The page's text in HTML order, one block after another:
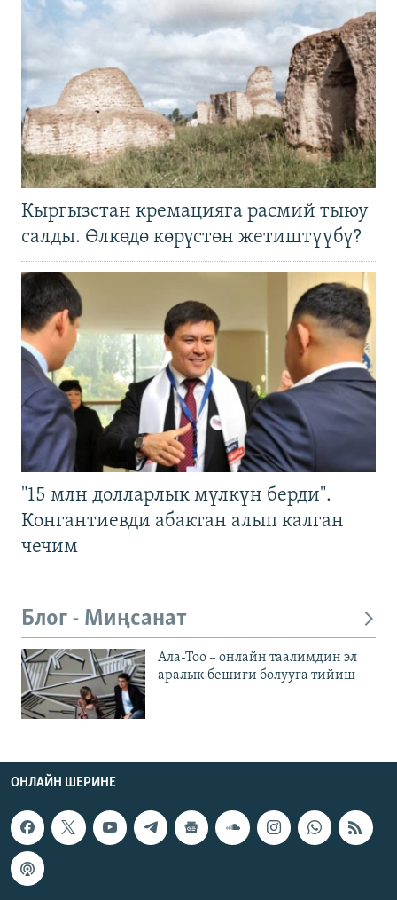
Кыргызстан кремацияга расмий тыюу
салды. Өлкөдө көрүстөн жетиштүүбү?
"15 млн долларлык мүлкүн берди".
Конгантиевди абактан алып калган
чечим
Блог - Миңсанат
Ала-Тоо – онлайн таалимдин эл
аралык бешиги болууга тийиш
ОНЛАЙН ШЕРИНЕ